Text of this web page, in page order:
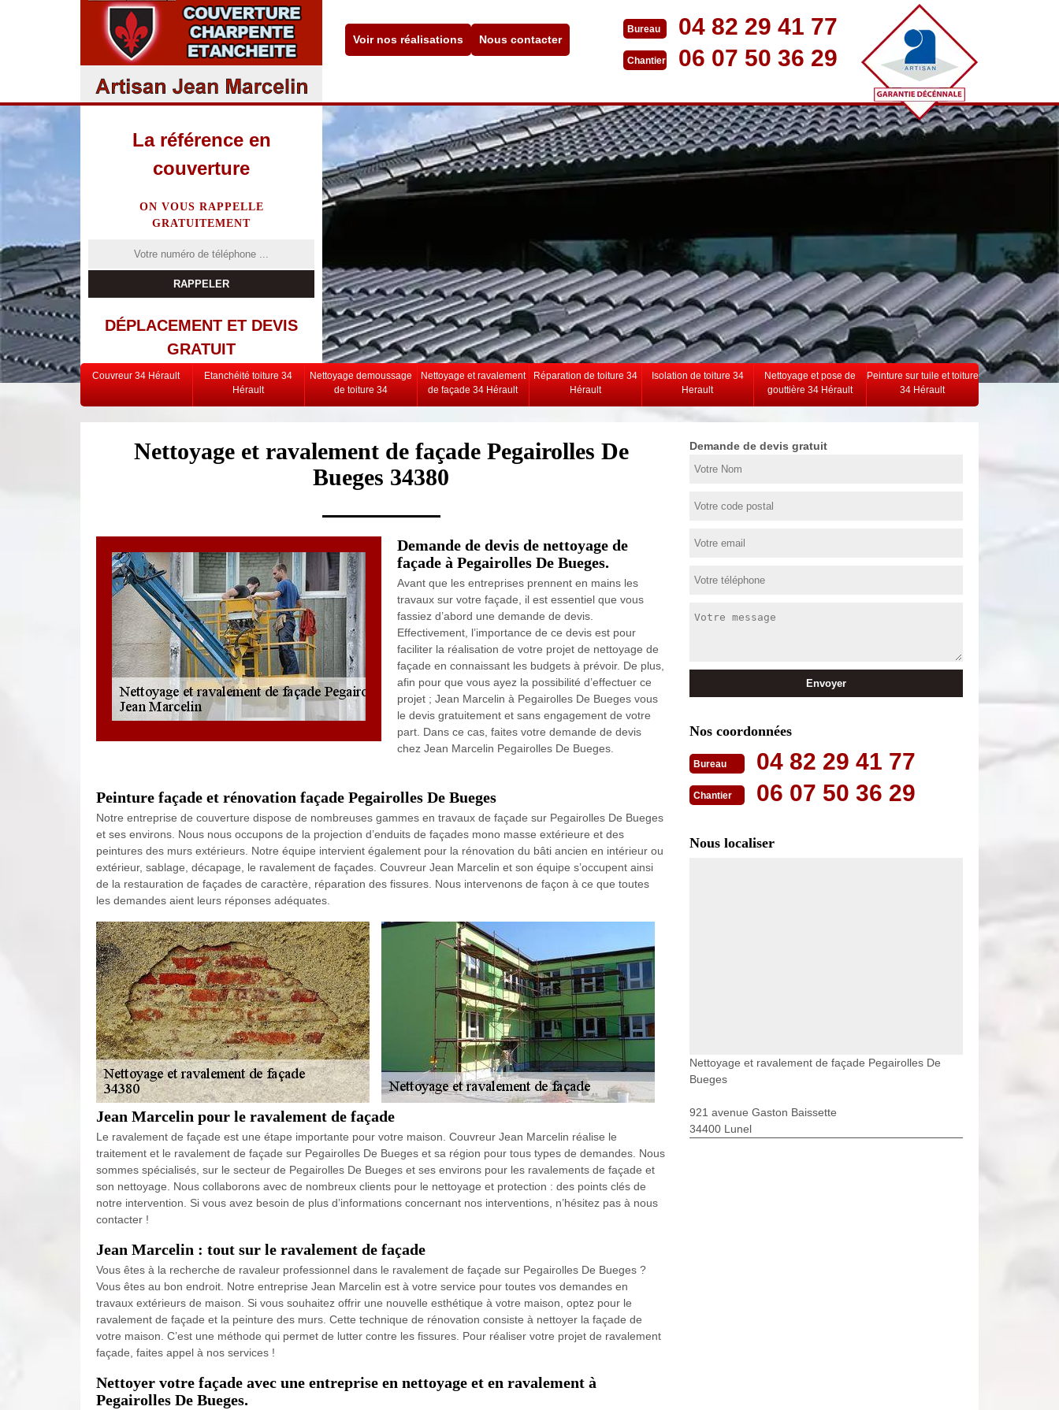
Voir nos réalisations Nous contacter
Bureau 04 82 29 41 77
Chantier 06 07 50 36 29
La référence en
couverture
ON VOUS RAPPELLE
GRATUITEMENT
DÉPLACEMENT ET DEVIS
GRATUIT
Couvreur 34 Hérault
Etanchéité toiture 34
Hérault
Nettoyage demoussage
de toiture 34
Nettoyage et ravalement
de façade 34 Hérault
Réparation de toiture 34
Hérault
Isolation de toiture 34
Herault
Nettoyage et pose de
gouttière 34 Hérault
Peinture sur tuile et toiture
34 Hérault
Nettoyage et ravalement de façade Pegairolles De
Bueges 34380
Demande de devis de nettoyage de
façade à Pegairolles De Bueges.
Avant que les entreprises prennent en mains les
travaux sur votre façade, il est essentiel que vous
fassiez d’abord une demande de devis.
Effectivement, l’importance de ce devis est pour
faciliter la réalisation de votre projet de nettoyage de
façade en connaissant les budgets à prévoir. De plus,
afin pour que vous ayez la possibilité d’effectuer ce
projet ; Jean Marcelin à Pegairolles De Bueges vous
le devis gratuitement et sans engagement de votre
part. Dans ce cas, faites votre demande de devis
chez Jean Marcelin Pegairolles De Bueges.
Peinture façade et rénovation façade Pegairolles De Bueges
Notre entreprise de couverture dispose de nombreuses gammes en travaux de façade sur Pegairolles De Bueges
et ses environs. Nous nous occupons de la projection d’enduits de façades mono masse extérieure et des
peintures des murs extérieurs. Notre équipe intervient également pour la rénovation du bâti ancien en intérieur ou
extérieur, sablage, décapage, le ravalement de façades. Couvreur Jean Marcelin et son équipe s’occupent ainsi
de la restauration de façades de caractère, réparation des fissures. Nous intervenons de façon à ce que toutes
les demandes aient leurs réponses adéquates.
Jean Marcelin pour le ravalement de façade
Le ravalement de façade est une étape importante pour votre maison. Couvreur Jean Marcelin réalise le
traitement et le ravalement de façade sur Pegairolles De Bueges et sa région pour tous types de demandes. Nous
sommes spécialisés, sur le secteur de Pegairolles De Bueges et ses environs pour les ravalements de façade et
son nettoyage. Nous collaborons avec de nombreux clients pour le nettoyage et protection : des points clés de
notre intervention. Si vous avez besoin de plus d’informations concernant nos interventions, n’hésitez pas à nous
contacter !
Jean Marcelin : tout sur le ravalement de façade
Vous êtes à la recherche de ravaleur professionnel dans le ravalement de façade sur Pegairolles De Bueges ?
Vous êtes au bon endroit. Notre entreprise Jean Marcelin est à votre service pour toutes vos demandes en
travaux extérieurs de maison. Si vous souhaitez offrir une nouvelle esthétique à votre maison, optez pour le
ravalement de façade et la peinture des murs. Cette technique de rénovation consiste à nettoyer la façade de
votre maison. C’est une méthode qui permet de lutter contre les fissures. Pour réaliser votre projet de ravalement
façade, faites appel à nos services !
Nettoyer votre façade avec une entreprise en nettoyage et en ravalement à
Pegairolles De Bueges.
Demande de devis gratuit
Nos coordonnées
Bureau 04 82 29 41 77
Chantier 06 07 50 36 29
Nous localiser
Nettoyage et ravalement de façade Pegairolles De
Bueges
921 avenue Gaston Baissette
34400 Lunel